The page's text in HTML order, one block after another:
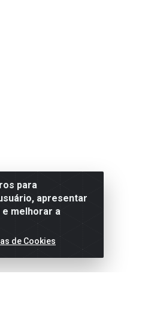
para
apresentar
melhorar a
de Cookies